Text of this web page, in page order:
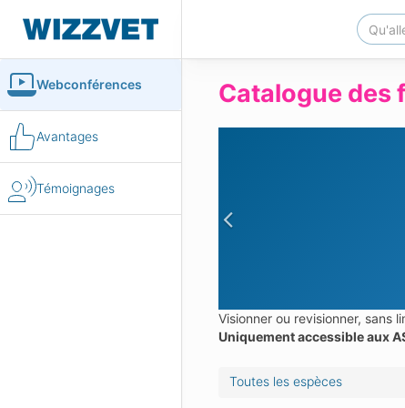
Webconférences
Avantages
Témoignages
Catalogue des
Previous
Visionner ou revisionner, sans
Uniquement accessible aux
Toutes les espèces